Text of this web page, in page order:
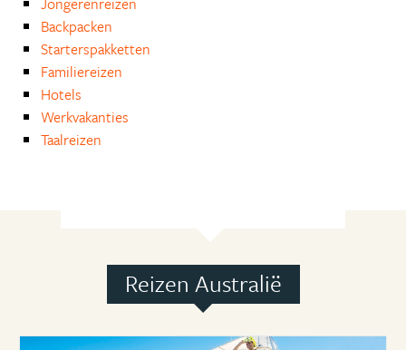
Backpacken
Starterspakketten
Familiereizen
Hotels
Werkvakanties
Taalreizen
Reizen Australië